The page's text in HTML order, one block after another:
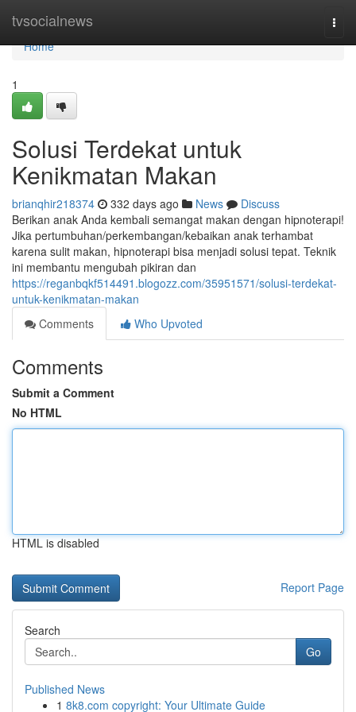
tvsocialnews
Home
Home
1
Solusi Terdekat untuk
Kenikmatan Makan
brianqhir218374 332 days ago News
Discuss
Berikan anak Anda kembali semangat makan dengan hipnoterapi!
Jika pertumbuhan/perkembangan/kebaikan anak terhambat
karena sulit makan, hipnoterapi bisa menjadi solusi tepat. Teknik
ini membantu mengubah pikiran dan
https://reganbqkf514491.blogozz.com/35951571/solusi-terdekat-
untuk-kenikmatan-makan
Comments
Who Upvoted
Comments
Submit a Comment
No HTML
HTML is disabled
Report Page
Search
Go
Published News
1 8k8.com copyright: Your Ultimate Guide